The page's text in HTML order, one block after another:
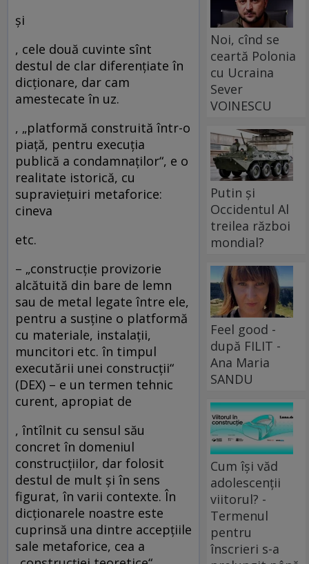
şi
, cele două cuvinte sînt
destul de clar diferenţiate în
dicţionare, dar cam
amestecate în uz.
, „platformă construită într-o
piaţă, pentru execuţia
publică a condamnaţilor“, e o
realitate istorică, cu
supravieţuiri metaforice:
cineva
etc.
– „construcţie provizorie
alcătuită din bare de lemn
sau de metal legate între ele,
pentru a susţine o platformă
cu materiale, instalaţii,
muncitori etc. în timpul
executării unei construcţii“
(DEX) – e un termen tehnic
curent, apropiat de
, întîlnit cu sensul său
concret în domeniul
construcţiilor, dar folosit
destul de mult şi în sens
figurat, în varii contexte. În
dicţionarele noastre este
cuprinsă una dintre accepţiile
sale metaforice, cea a
Noi, cînd se
ceartă Polonia
cu Ucraina
Sever
VOINESCU
Putin și
Occidentul Al
treilea război
mondial?
Feel good -
după FILIT -
Ana Maria
SANDU
Cum își văd
adolescenții
viitorul? -
Termenul
pentru
înscrieri s-a